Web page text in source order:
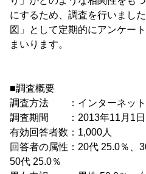
にするため、調査を行いまし
図」として定期的にアンケー
まいります。
■調査概要
調査方法 ：インターネット
調査期間 ：2013年11月1日
有効回答者数：1,000人
回答者の属性：20代 25.0％、
50代 25.0％